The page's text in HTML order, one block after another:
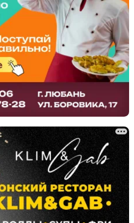
услуги
дизайн, благоустройство
услуги